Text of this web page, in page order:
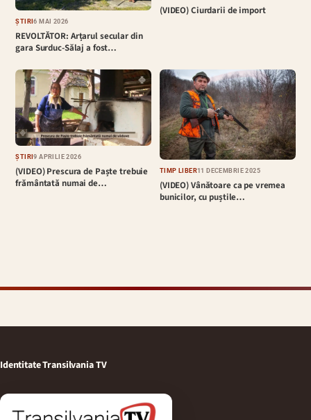
ȘTIRI6 MAI 2026
REVOLTĂTOR: Arțarul secular din
gara Surduc-Sălaj a fost…
(VIDEO) Ciurdarii de import
ȘTIRI9 APRILIE 2026
(VIDEO) Prescura de Paște trebuie
frământată numai de…
TIMP LIBER11 DECEMBRIE 2025
(VIDEO) Vânătoare ca pe vremea
bunicilor, cu puștile…
Identitate Transilvania TV